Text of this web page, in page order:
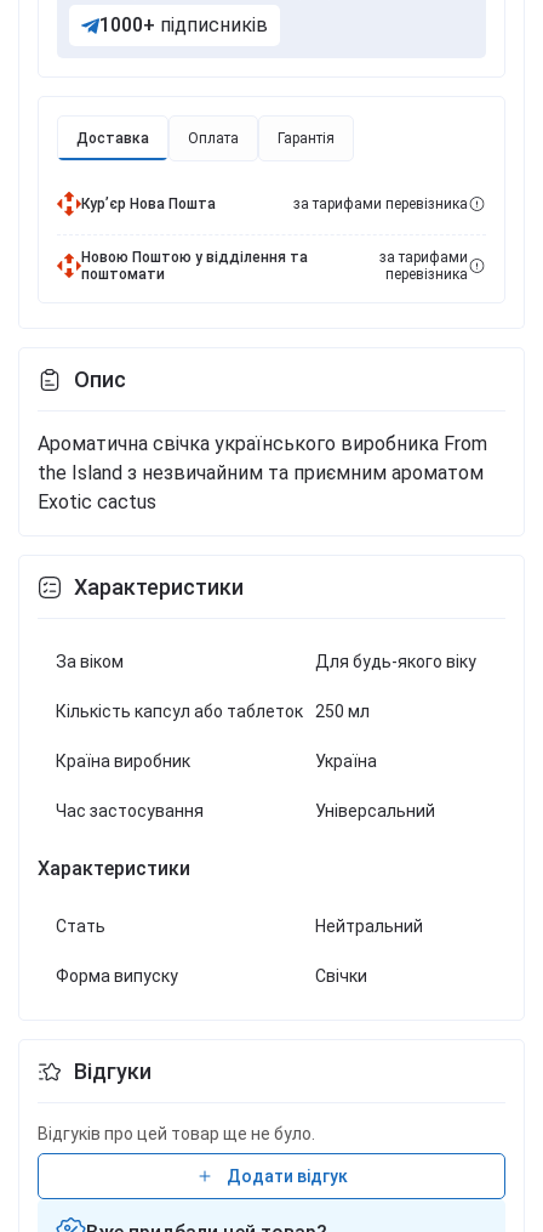
Доставка Оплата Гарантія
Курʼєр Нова Пошта за тарифами перевізника
Новою Поштою у відділення та
поштомати
за тарифами
перевізника
1000+ підписників
Опис
Ароматична свічка українського виробника From
the Island з незвичайним та приємним ароматом
Exotic cactus
Характеристики
За віком Для будь-якого віку
Кількість капсул або таблеток 250 мл
Країна виробник Україна
Час застосування Універсальний
Характеристики
Стать Нейтральний
Форма випуску Свічки
Відгуки
Відгуків про цей товар ще не було.
Додати відгук